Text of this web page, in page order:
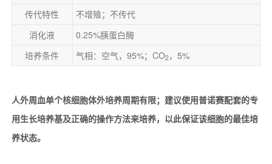
传代特性
不增殖；不传代
消化液
0.25%胰蛋白酶
培养条件
气相：空气，95%；CO2，5%
人外周血单个核细胞体外培养周期有限；建议使用普诺赛配套的专
用生长培养基及正确的操作方法来培养，以此保证该细胞的最佳培
养状态。